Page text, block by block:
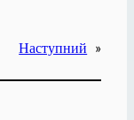
Наступний »